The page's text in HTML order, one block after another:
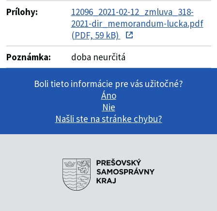
Prílohy:
12096_2021-02-12_zmluva_318-
2021-dir_memorandum-lucka.pdf
(PDF, 59 kB)
Poznámka:
doba neurčitá
Boli tieto informácie pre vás užitočné?
Áno
Nie
Našli ste na stránke chybu?